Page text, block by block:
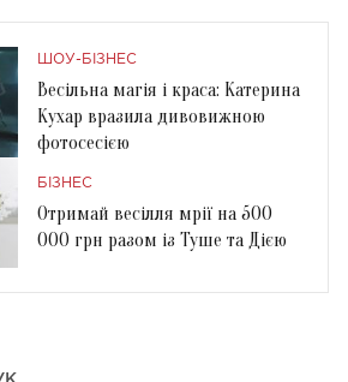
ШОУ-БІЗНЕС
Весільна магія і краса: Катерина
Кухар вразила дивовижною
фотосесією
БІЗНЕС
Отримай весілля мрії на 500
000 грн разом із Туше та Дією